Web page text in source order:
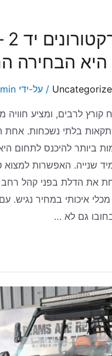
הבחירה
/ על-ידי
לרבים, ומציע חוויה
בלתי נשכחות. אחת
ביותר להיכנס לתחום
שנייה. האפשרות למצוא
יד 2 פותחת את הדלת בפני קהל
איכותי במחיר נגיש.
גם לא …